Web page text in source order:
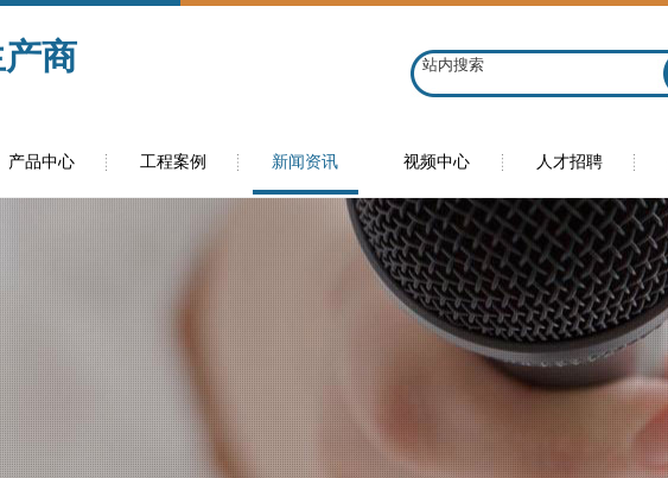
商
产品中心 工程案例 新闻资讯 视频中心 人才招聘